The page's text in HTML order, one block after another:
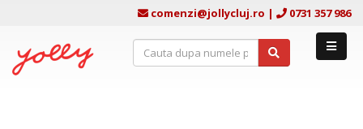
comenzi@jollycluj.ro | 0731 357 986